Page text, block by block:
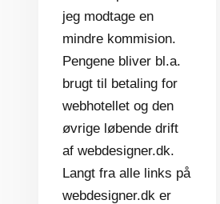
jeg modtage en
mindre kommision.
Pengene bliver bl.a.
brugt til betaling for
webhotellet og den
øvrige løbende drift
af webdesigner.dk.
Langt fra alle links på
webdesigner.dk er